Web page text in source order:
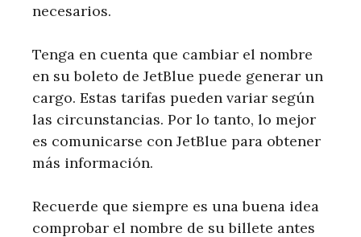
necesarios.
Tenga en cuenta que cambiar el nombre
en su boleto de JetBlue puede generar un
cargo. Estas tarifas pueden variar según
las circunstancias. Por lo tanto, lo mejor
es comunicarse con JetBlue para obtener
más información.
Recuerde que siempre es una buena idea
comprobar el nombre de su billete antes